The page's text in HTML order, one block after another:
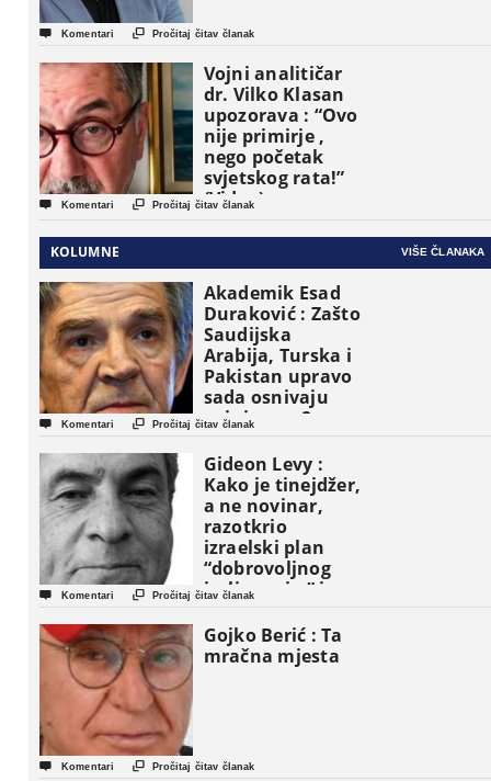
 Komentari  Pročitaj čitav članak
Vojni analitičar
dr. Vilko Klasan
upozorava : “Ovo
nije primirje ,
nego početak
svjetskog rata!”
(Video)
 Komentari  Pročitaj čitav članak
KOLUMNE VIŠE ČLANAKA
Akademik Esad
Duraković : Zašto
Saudijska
Arabija, Turska i
Pakistan upravo
sada osnivaju
vojni savez?
 Komentari  Pročitaj čitav članak
Gideon Levy :
Kako je tinejdžer,
a ne novinar,
razotkrio
izraelski plan
“dobrovoljnog
iseljavanja ” iz
Gaze
 Komentari  Pročitaj čitav članak
Gojko Berić : Ta
mračna mjesta
 Komentari  Pročitaj čitav članak